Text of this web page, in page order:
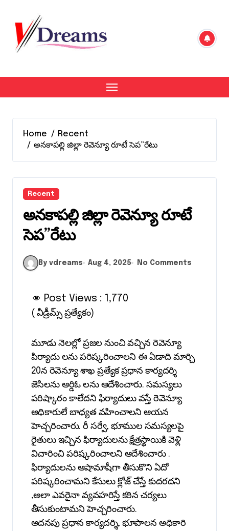
content
Home
Recent
అనకాపల్లి జిల్లా రెవెన్యూ రూటే సెప”రేటు
Recent
అనకాపల్లి జిల్లా రెవెన్యూ రూటే
సెప”రేటు
By vdreams Aug 4, 2025 No Comments
Post Views : 1,770
( వీడ్రీమ్స్ ప్రత్యేకం)
మూడు నెలల్లో ప్రజల నుంచి వచ్చిన రెవెన్యూ
పిర్యాదు లను పరిష్కరించాలని ఈ ఏడాది మార్చి
20న రెవెన్యూ శాఖ ప్రత్యేక ప్రధాన కార్యదర్శి
జెసిలను ఆర్డిఓ లను ఆదేశించారు. సమస్యలు
పరిష్కారం కాలేదని ఫిర్యాదులు వస్తే రెవెన్యూ
అధికారులే బాధ్యత వహించాలని ఆయన
హెచ్చరించారు. రీ సర్వే, భూముల సమస్యలపై
రైతులు ఇచ్చిన ఫిర్యాదులను క్షేత్రస్థాయికి వెళ్లి
విచారించి పరిష్కరించాలని ఆదేశించారు .
ఫిర్యాదులను ఆషామాషీగా తీసుకొని ఏదో
పరిష్కరించామని కేసులు క్లోజ్ చేస్తే కుదరదని
,అలా ఎవరైనా వ్యవహరిస్తే కఠిన చర్యలు
తీసుకుంటామని హెచ్చరించారు.
అదనపు ప్రధాన కార్యదర్శి, భూపాలన అధికారి